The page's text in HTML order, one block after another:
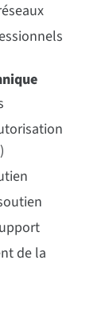
de la